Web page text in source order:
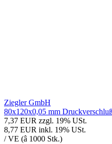
Ziegler GmbH
80x120x0,05 mm
7,37 EUR zzgl. 19% USt.
8,77 EUR inkl. 19% USt.
/ VE (â 1000 Stk.)